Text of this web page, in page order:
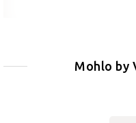
Mohlo by